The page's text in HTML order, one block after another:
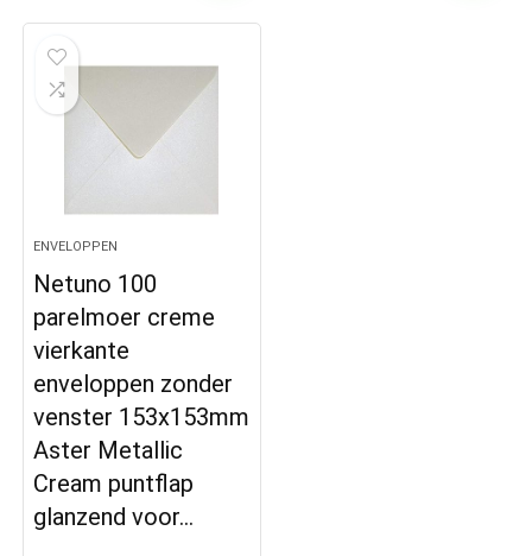
ENVELOPPEN
Netuno 100
parelmoer creme
vierkante
enveloppen zonder
venster 153x153mm
Aster Metallic
Cream puntflap
glanzend voor…